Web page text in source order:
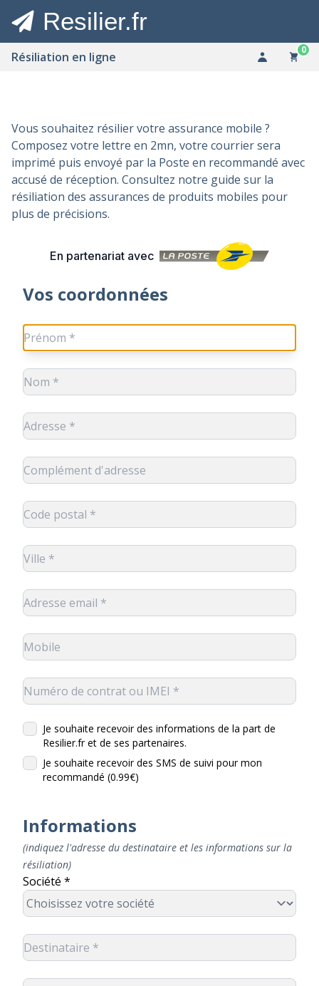
Resilier.fr
Résiliation en ligne 0
Vous souhaitez résilier votre assurance mobile ?
Composez votre lettre en 2mn, votre courrier sera
imprimé puis envoyé par la Poste en recommandé avec
accusé de réception. Consultez notre guide sur la
résiliation des assurances de produits mobiles pour
plus de précisions.
En partenariat avec
Vos coordonnées
Je souhaite recevoir des informations de la part de
Resilier.fr et de ses partenaires.
Je souhaite recevoir des SMS de suivi pour mon
recommandé (0.99€)
Informations
(indiquez l'adresse du destinataire et les informations sur la
résiliation)
Société *